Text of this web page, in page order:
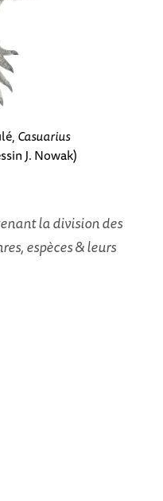
Casuarius
J. Nowak)
la division des
espèces & leurs